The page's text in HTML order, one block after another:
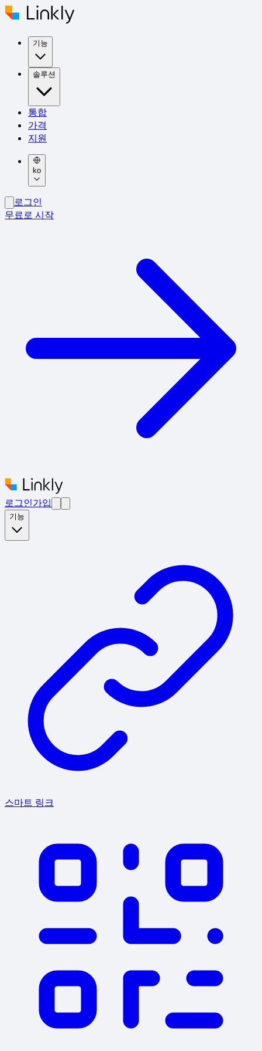
기능
솔루션
통합
가격
지원
ko
로그인
무료로 시작
로그인가입
기능
스마트 링크